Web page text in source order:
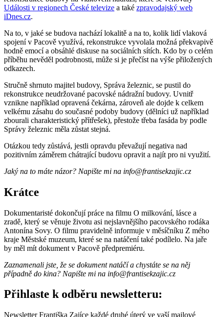
Události v regionech České televize a také zpravodajský web
iDnes.cz.
Na to, v jaké se budova nachází lokalitě a na to, kolik lidí vlaková
spojení v Pacově využívá, rekonstrukce vyvolala možná překvapivě
hodně emocí a obsáhlé diskuse na sociálních sítích. Kdo by o celém
příběhu nevěděl podrobnosti, může si je přečíst na výše přiložených
odkazech.
Stručně shrnuto majitel budovy, Správa železnic, se pustil do
rekonstrukce neudržované pacovské nádražní budovy. Uvnitř
vznikne například opravená čekárna, zároveň ale dojde k celkem
velkému zásahu do současné podoby budovy (dělníci už například
zbourali charakteristický přítřešek), přestože třeba fasáda by podle
Správy železnic měla zůstat stejná.
Otázkou tedy zůstává, jestli opravdu převažují negativa nad
pozitivním záměrem chátrající budovu opravit a najít pro ni využití.
Jaký na to máte názor? Napište mi na info@frantisekzajic.cz
Krátce
Dokumentaristé dokončují práce na filmu O milkování, lásce a
zradě, který se věnuje životu asi nejslavnějšího pacovského rodáka
Antonína Sovy. O filmu pravidelně informuje v měsíčníku Z mého
kraje Městské muzeum, které se na natáčení také podílelo. Na jaře
by měl mít dokument v Pacově předpremiéru.
Zaznamenali jste, že se dokument natáčí a chystáte se na něj
případně do kina? Napište mi na info@frantisekzajic.cz
Přihlaste k odběru newsletteru:
Newsletter Františka Zajíce každé druhé úterý ve vaší mailové